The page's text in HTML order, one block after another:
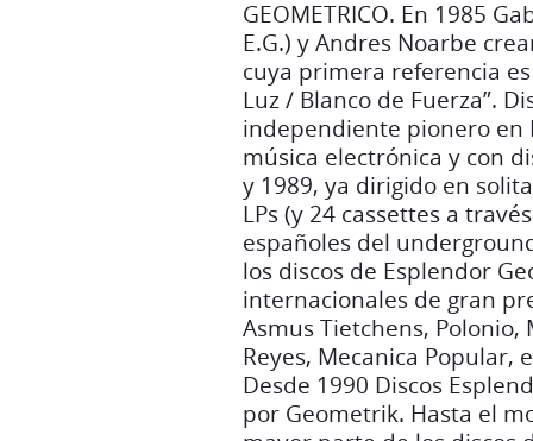
independiente pionero en
música electrónica y con
y 1989, ya dirigido en
LPs (y 24 cassettes a
españoles del
los discos de Esplendor
internacionales de gran
Asmus Tietchens, Polonio,
Reyes, Mecanica Popular,
Desde 1990 Discos
por Geometrik. Hasta el
mayor parte de los discos
CD y vinilo de sus discos
artistas selectos (la mayor
años desde su fundación,